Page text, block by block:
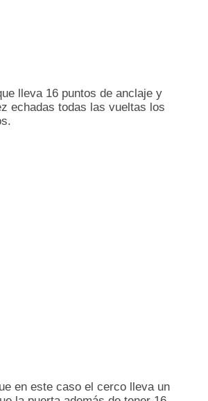
lleva 16 puntos de anclaje y
echadas todas las vueltas los
en este caso el cerco lleva un